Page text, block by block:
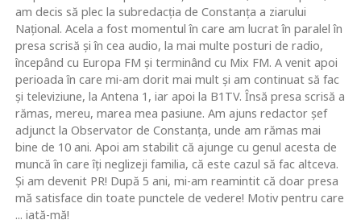
am decis să plec la subredacţia de Constanţa a ziarului
Naţional. Acela a fost momentul în care am lucrat în paralel în
presa scrisă şi în cea audio, la mai multe posturi de radio,
începând cu Europa FM şi terminând cu Mix FM. A venit apoi
perioada în care mi-am dorit mai mult şi am continuat să fac
şi televiziune, la Antena 1, iar apoi la B1TV. Însă presa scrisă a
rămas, mereu, marea mea pasiune. Am ajuns redactor şef
adjunct la Observator de Constanţa, unde am rămas mai
bine de 10 ani. Apoi am stabilit că ajunge cu genul acesta de
muncă în care îţi neglizeji familia, că este cazul să fac altceva.
Şi am devenit PR! După 5 ani, mi-am reamintit că doar presa
mă satisface din toate punctele de vedere! Motiv pentru care
... iată-mă!